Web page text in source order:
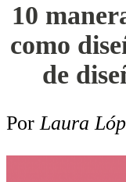
10
como
de
PorLaura